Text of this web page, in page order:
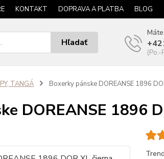
KONTAKT DOPRAVA A PLATBA BLOG
Hľadať
(Po.-
TANGÁ Boxerky pánske DOREANSE 1896
DOREANSE 1896